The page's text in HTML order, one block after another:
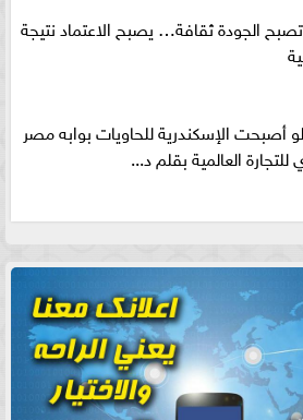
الجودة ثقافة… يصبح الاعتماد نتيجة
أصبحت الإسكندرية للحاويات بوابه مصر
للتجارة العالمية بقلم د...